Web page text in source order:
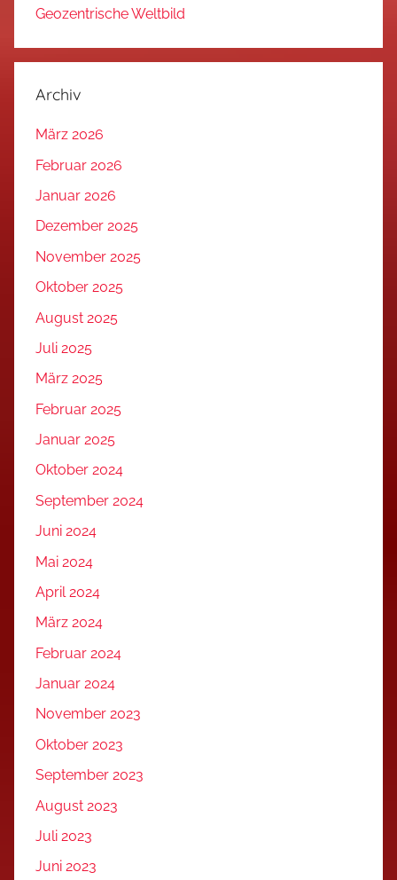
Geozentrische Weltbild
Archiv
März 2026
Februar 2026
Januar 2026
Dezember 2025
November 2025
Oktober 2025
August 2025
Juli 2025
März 2025
Februar 2025
Januar 2025
Oktober 2024
September 2024
Juni 2024
Mai 2024
April 2024
März 2024
Februar 2024
Januar 2024
November 2023
Oktober 2023
September 2023
August 2023
Juli 2023
Juni 2023